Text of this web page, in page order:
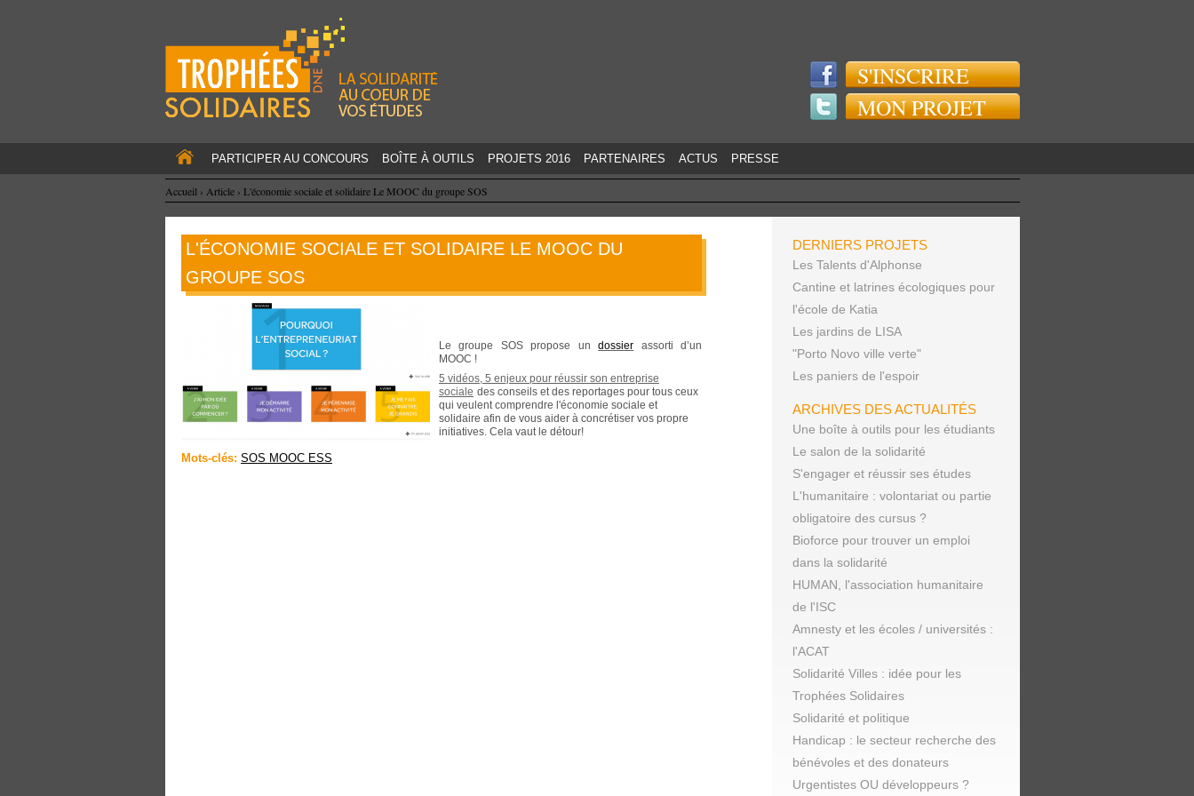
S'INSCRIRE
MON PROJET
PARTICIPER AU CONCOURS BOÎTE À OUTILS PROJETS 2016 PARTENAIRES ACTUS PRESSE
Accueil › Article › L'économie sociale et solidaire Le MOOC du groupe SOS
L'ÉCONOMIE SOCIALE ET SOLIDAIRE LE MOOC DU
GROUPE SOS
Le groupe SOS propose undossier assorti d’un
MOOC !
5 vidéos, 5 enjeux pour réussir son entreprise
sociale des conseils et des reportages pour tous ceux
qui veulent comprendre l'économie sociale et
solidaire afin de vous aider à concrétiser vos propre
initiatives. Cela vaut le détour!
Mots-clés: SOS MOOC ESS
DERNIERS PROJETS
Les Talents d'Alphonse
Cantine et latrines écologiques pour
l'école de Katia
Les jardins de LISA
"Porto Novo ville verte"
Les paniers de l'espoir
ARCHIVES DES ACTUALITÉS
Une boîte à outils pour les étudiants
Le salon de la solidarité
S'engager et réussir ses études
L'humanitaire : volontariat ou partie
obligatoire des cursus ?
Bioforce pour trouver un emploi
dans la solidarité
HUMAN, l'association humanitaire
de l'ISC
Amnesty et les écoles / universités :
l'ACAT
Solidarité Villes : idée pour les
Trophées Solidaires
Solidarité et politique
Handicap : le secteur recherche des
bénévoles et des donateurs
Urgentistes OU développeurs ?